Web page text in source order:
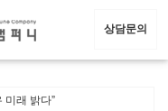
상담문의
미래 밝다”